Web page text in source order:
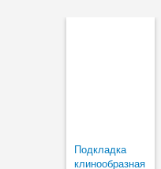
Подкладка
клинообразная